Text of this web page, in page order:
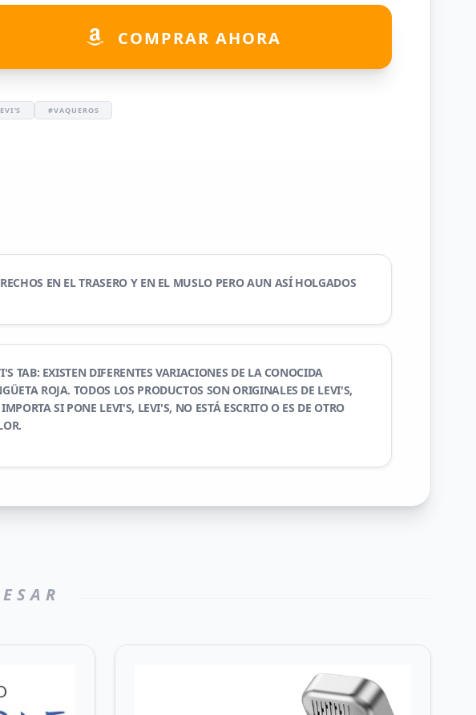
COMPRAR AHORA
#VAQUEROS
EN EL TRASERO Y EN EL MUSLO PERO AUN ASÍ HOLGADOS
TAB: EXISTEN DIFERENTES VARIACIONES DE LA CONOCIDA
ROJA. TODOS LOS PRODUCTOS SON ORIGINALES DE LEVI'S,
SI PONE LEVI'S, LEVI'S, NO ESTÁ ESCRITO O ES DE OTRO